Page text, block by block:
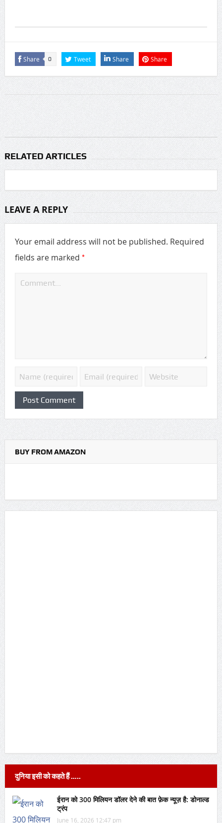
Share 0 Tweet Share Share
RELATED ARTICLES
LEAVE A REPLY
Your email address will not be published. Required
fields are marked *
BUY FROM AMAZON
दुनिया इसी को कहते हैं …..
ईरान को 300 मिलियन डॉलर देने की बात फ़ेक न्यूज़ है: डोनाल्ड
ट्रंप
June 16, 2026 12:47 pm